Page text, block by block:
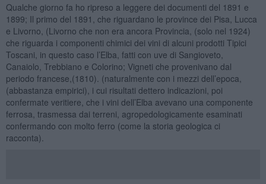
Qualche giorno fa ho ripreso a leggere dei documenti del 1891 e
1899; Il primo del 1891, che riguardano le province dei Pisa, Lucca
e Livorno, (Livorno che non era ancora Provincia, (solo nel 1924)
che riguarda i componenti chimici dei vini di alcuni prodotti Tipici
Toscani, in questo caso l’Elba, fatti con uve di Sangioveto,
Canaiolo, Trebbiano e Colorino; Vigneti che provenivano dal
periodo francese,(1810). (naturalmente con i mezzi dell’epoca,
(abbastanza empirici), i cui risultati dettero indicazioni, poi
confermate veritiere, che i vini dell’Elba avevano una componente
ferrosa, trasmessa dai terreni, agropedologicamente esaminati
confermando con molto ferro (come la storia geologica ci
racconta).